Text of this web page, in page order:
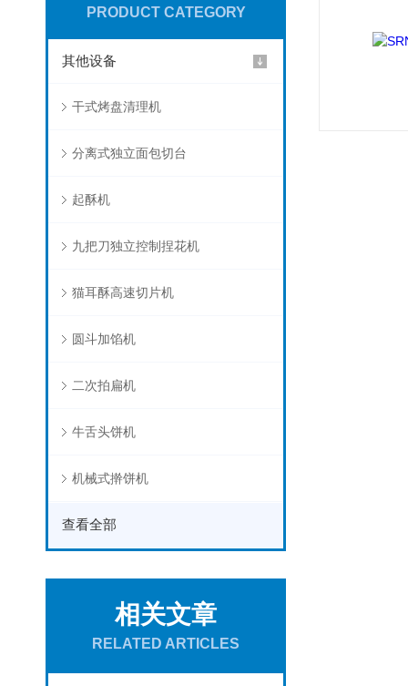
PRODUCT CATEGORY
其他设备
干式烤盘清理机
分离式独立面包切台
起酥机
九把刀独立控制捏花机
猫耳酥高速切片机
圆斗加馅机
二次拍扁机
牛舌头饼机
机械式擀饼机
查看全部
相关文章
RELATED ARTICLES